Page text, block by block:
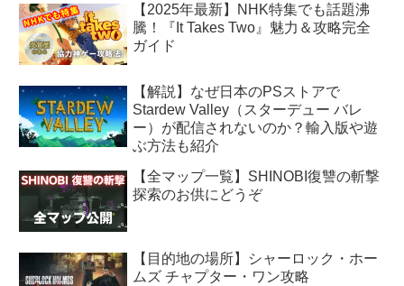
【2025年最新】NHK特集でも話題沸
騰！『It Takes Two』魅力＆攻略完全
ガイド
【解説】なぜ日本のPSストアで
Stardew Valley（スターデュー バレ
ー）が配信されないのか？輸入版や遊
ぶ方法も紹介
【全マップ一覧】SHINOBI復讐の斬撃
探索のお供にどうぞ
【目的地の場所】シャーロック・ホー
ムズ チャプター・ワン攻略